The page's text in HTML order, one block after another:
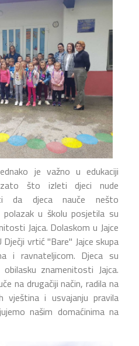
je važno u edukaciji
što izleti djeci nude
da djeca nauče nešto
u školu posjetila su
Jajca. Dolaskom u Jajce
vrtić "Bare" Jajce skupa
i ravnateljicom. Djeca su
znamenitosti Jajca.
na drugačiji način, radila na
vještina i usvajanju pravila
našim domaćinima na